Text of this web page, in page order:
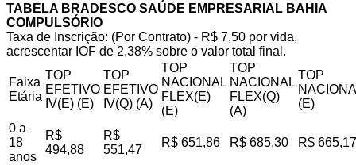
TABELA BRADESCO SAÚDE EMPRESARIAL BAHIA
COMPULSÓRIO
Taxa de Inscrição: (Por Contrato) - R$ 7,50 por vida,
acrescentar IOF de 2,38% sobre o valor total final.
Faixa
Etária
TOP
EFETIVO
IV(E) (E)
TOP
EFETIVO
IV(Q) (A)
TOP
NACIONAL
FLEX(E)
(E)
TOP
NACIONAL
FLEX(Q)
(A)
TOP
(E)
0 a
18
anos
R$
494,88
R$
551,47
R$ 651,86 R$ 685,30 R$ 665,17